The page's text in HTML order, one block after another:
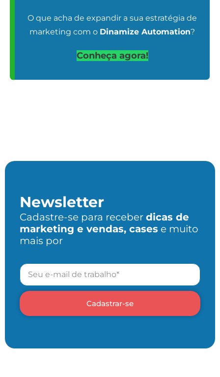
O que acha de expandir a sua estratégia de
marketing com o Dinamize Automation?
Conheça agora!
Newsletter
Cadastre-se para receber dicas de
marketing e vendas, cases e muito
mais por
Cadastrar-se